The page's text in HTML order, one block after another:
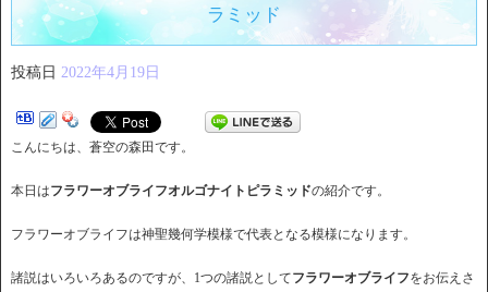
ラミッド
投稿日 2022年4月19日
こんにちは、蒼空の森田です。
本日はフラワーオブライフオルゴナイトピラミッドの紹介です。
フラワーオブライフは神聖幾何学模様で代表となる模様になります。
諸説はいろいろあるのですが、1つの諸説としてフラワーオブライフをお伝えさ